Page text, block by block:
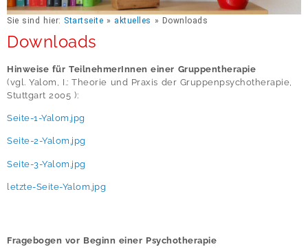
Sie sind hier: Startseite » aktuelles » Downloads
Downloads
Hinweise für TeilnehmerInnen einer Gruppentherapie
(vgl. Yalom, I.: Theorie und Praxis der Gruppenpsychotherapie,
Stuttgart 2005 ):
Seite-1-Yalom.jpg
Seite-2-Yalom.jpg
Seite-3-Yalom.jpg
letzte-Seite-Yalom.jpg
Fragebogen vor Beginn einer Psychotherapie